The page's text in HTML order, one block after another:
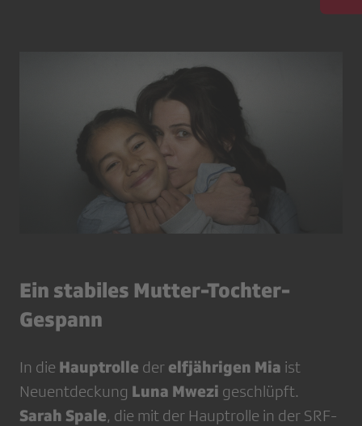
Ein stabiles Mutter-Tochter-
Gespann
In die Hauptrolle der elfjährigen Mia ist
Neuentdeckung Luna Mwezi geschlüpft.
Sarah Spale, die mit der Hauptrolle in der SRF-